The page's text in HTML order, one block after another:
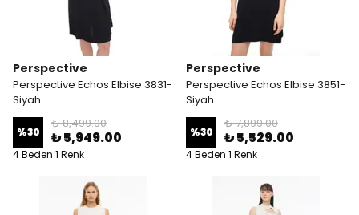
Perspective
Perspective Echos Elbise 3831-
Siyah
%30
₺ 8,499.00
₺ 5,949.00
4 Beden 1 Renk
Perspective
Perspective Echos Elbise 3851-
Siyah
%30
₺ 7,899.00
₺ 5,529.00
4 Beden 1 Renk